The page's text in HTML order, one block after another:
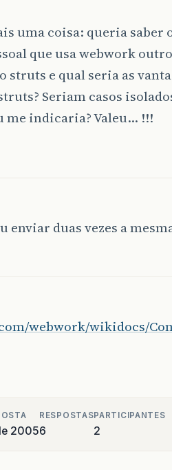
uma coisa: queria saber
que usa webwork
struts e qual seria as
Seriam casos
me indicaria? Valeu… !!!
enviar duas vezes a
webwork/wikidocs/
2005
RESPOSTAS
6
PARTICIPANTES
2